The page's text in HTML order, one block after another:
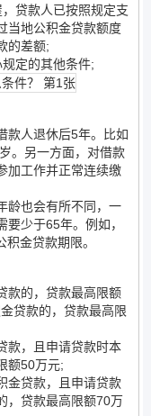
贷款人已按照规定支
当地公积金贷款额度
的差额;
定的其他条件;
人退休后5年。比如
。另一方面，对借款
加工作并正常连续缴
也会有所不同，一
少于65年。例如，
金贷款期限。
的，贷款最高限额
贷款的，贷款最高限
，且申请贷款时本
额50万元;
贷款，且申请贷款
，贷款最高限额70万